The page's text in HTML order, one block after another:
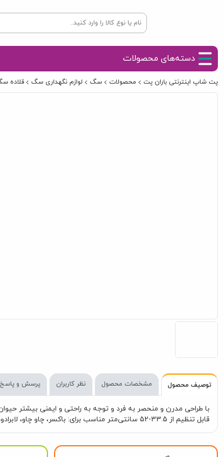
دسته‌های محصولات
پت شاپ اینترنتی باران پت محصولات سگ لوازم نگهداری سگ قلاده
توصیف محصول مشخصات محصول نظر کاربران پرسش و پاسخ
قابل تنظیم از 33.5-52 سانتی‌متر مناسب برای: باکسر، چاو چاو، لابرادور، گلدن ریتریور، هاسکی و اندازه‌های مشابه